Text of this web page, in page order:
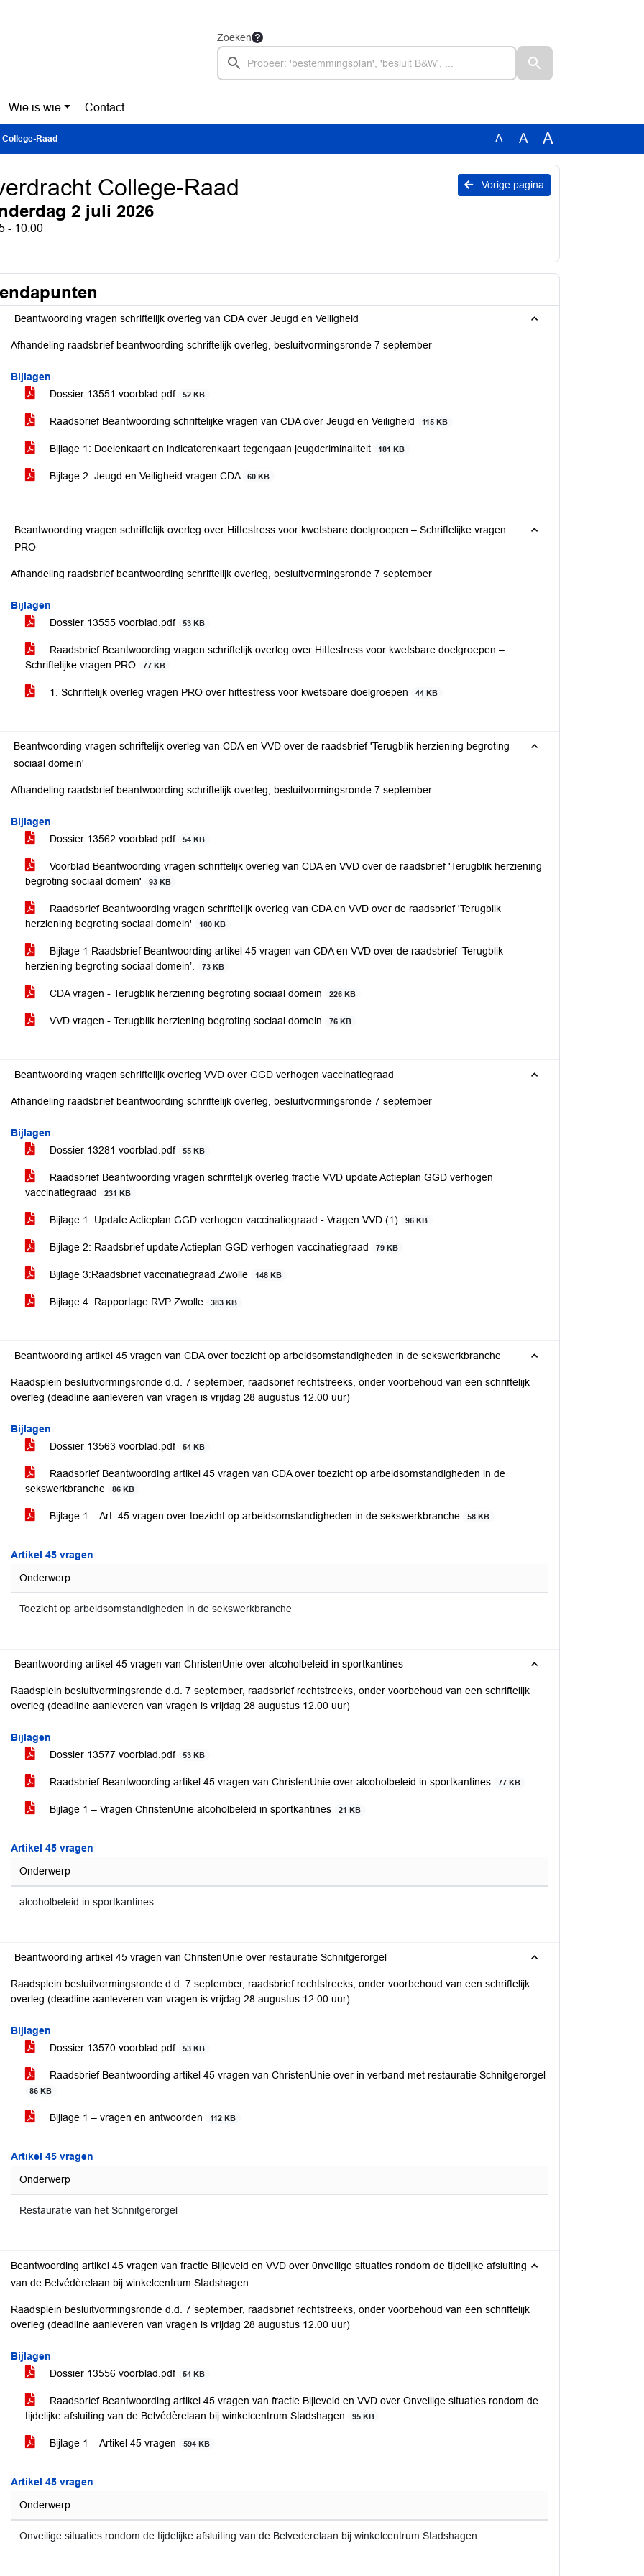
Zoeken
Wie is wie Contact
Raad A A A
Vorige pagina
College-Raad
2 juli 2026
- 10:00
Beantwoording vragen schriftelijk overleg van CDA over Jeugd en Veiligheid
Afhandeling raadsbrief beantwoording schriftelijk overleg, besluitvormingsronde 7 september
Bijlagen
Dossier 13551 voorblad.pdf
52 KB
Raadsbrief Beantwoording schriftelijke vragen van CDA over Jeugd en Veiligheid 115 KB
Bijlage 1: Doelenkaart en indicatorenkaart tegengaan jeugdcriminaliteit 181 KB
Bijlage 2: Jeugd en Veiligheid vragen CDA 60 KB
Beantwoording vragen schriftelijk overleg over Hittestress voor kwetsbare doelgroepen – Schriftelijke vragen
PRO
Afhandeling raadsbrief beantwoording schriftelijk overleg, besluitvormingsronde 7 september
Bijlagen
Dossier 13555 voorblad.pdf
53 KB
Raadsbrief Beantwoording vragen schriftelijk overleg over Hittestress voor kwetsbare doelgroepen –
Schriftelijke vragen PRO
77 KB
1. Schriftelijk overleg vragen PRO over hittestress voor kwetsbare doelgroepen 44 KB
Beantwoording vragen schriftelijk overleg van CDA en VVD over de raadsbrief 'Terugblik herziening begroting
sociaal domein'
Afhandeling raadsbrief beantwoording schriftelijk overleg, besluitvormingsronde 7 september
Bijlagen
Dossier 13562 voorblad.pdf
54 KB
Voorblad Beantwoording vragen schriftelijk overleg van CDA en VVD over de raadsbrief 'Terugblik herziening
begroting sociaal domein'
93 KB
Raadsbrief Beantwoording vragen schriftelijk overleg van CDA en VVD over de raadsbrief 'Terugblik
herziening begroting sociaal domein'
180 KB
Bijlage 1 Raadsbrief Beantwoording artikel 45 vragen van CDA en VVD over de raadsbrief ‘Terugblik
herziening begroting sociaal domein’.
73 KB
CDA vragen - Terugblik herziening begroting sociaal domein 226 KB
VVD vragen - Terugblik herziening begroting sociaal domein 76 KB
Beantwoording vragen schriftelijk overleg VVD over GGD verhogen vaccinatiegraad
Afhandeling raadsbrief beantwoording schriftelijk overleg, besluitvormingsronde 7 september
Bijlagen
Dossier 13281 voorblad.pdf
55 KB
Raadsbrief Beantwoording vragen schriftelijk overleg fractie VVD update Actieplan GGD verhogen
vaccinatiegraad
231 KB
Bijlage 1: Update Actieplan GGD verhogen vaccinatiegraad - Vragen VVD (1) 96 KB
Bijlage 2: Raadsbrief update Actieplan GGD verhogen vaccinatiegraad 79 KB
Bijlage 3:Raadsbrief vaccinatiegraad Zwolle 148 KB
Bijlage 4: Rapportage RVP Zwolle 383 KB
Beantwoording artikel 45 vragen van CDA over toezicht op arbeidsomstandigheden in de sekswerkbranche
Raadsplein besluitvormingsronde d.d. 7 september, raadsbrief rechtstreeks, onder voorbehoud van een schriftelijk
overleg (deadline aanleveren van vragen is vrijdag 28 augustus 12.00 uur)
Bijlagen
Dossier 13563 voorblad.pdf
54 KB
Raadsbrief Beantwoording artikel 45 vragen van CDA over toezicht op arbeidsomstandigheden in de
sekswerkbranche
86 KB
Bijlage 1 – Art. 45 vragen over toezicht op arbeidsomstandigheden in de sekswerkbranche 58 KB
Artikel 45 vragen
Onderwerp
Toezicht op arbeidsomstandigheden in de sekswerkbranche
Beantwoording artikel 45 vragen van ChristenUnie over alcoholbeleid in sportkantines
Raadsplein besluitvormingsronde d.d. 7 september, raadsbrief rechtstreeks, onder voorbehoud van een schriftelijk
overleg (deadline aanleveren van vragen is vrijdag 28 augustus 12.00 uur)
Bijlagen
Dossier 13577 voorblad.pdf
53 KB
Raadsbrief Beantwoording artikel 45 vragen van ChristenUnie over alcoholbeleid in sportkantines 77 KB
Bijlage 1 – Vragen ChristenUnie alcoholbeleid in sportkantines 21 KB
Artikel 45 vragen
Onderwerp
alcoholbeleid in sportkantines
Beantwoording artikel 45 vragen van ChristenUnie over restauratie Schnitgerorgel
Raadsplein besluitvormingsronde d.d. 7 september, raadsbrief rechtstreeks, onder voorbehoud van een schriftelijk
overleg (deadline aanleveren van vragen is vrijdag 28 augustus 12.00 uur)
Bijlagen
Dossier 13570 voorblad.pdf
53 KB
Raadsbrief Beantwoording artikel 45 vragen van ChristenUnie over in verband met restauratie Schnitgerorgel
86 KB
Bijlage 1 – vragen en antwoorden 112 KB
Artikel 45 vragen
Onderwerp
Restauratie van het Schnitgerorgel
Beantwoording artikel 45 vragen van fractie Bijleveld en VVD over 0nveilige situaties rondom de tijdelijke afsluiting
van de Belvédèrelaan bij winkelcentrum Stadshagen
Raadsplein besluitvormingsronde d.d. 7 september, raadsbrief rechtstreeks, onder voorbehoud van een schriftelijk
overleg (deadline aanleveren van vragen is vrijdag 28 augustus 12.00 uur)
Bijlagen
Dossier 13556 voorblad.pdf
54 KB
Raadsbrief Beantwoording artikel 45 vragen van fractie Bijleveld en VVD over Onveilige situaties rondom de
tijdelijke afsluiting van de Belvédèrelaan bij winkelcentrum Stadshagen
95 KB
Bijlage 1 – Artikel 45 vragen 594 KB
Artikel 45 vragen
Onderwerp
Onveilige situaties rondom de tijdelijke afsluiting van de Belvederelaan bij winkelcentrum Stadshagen